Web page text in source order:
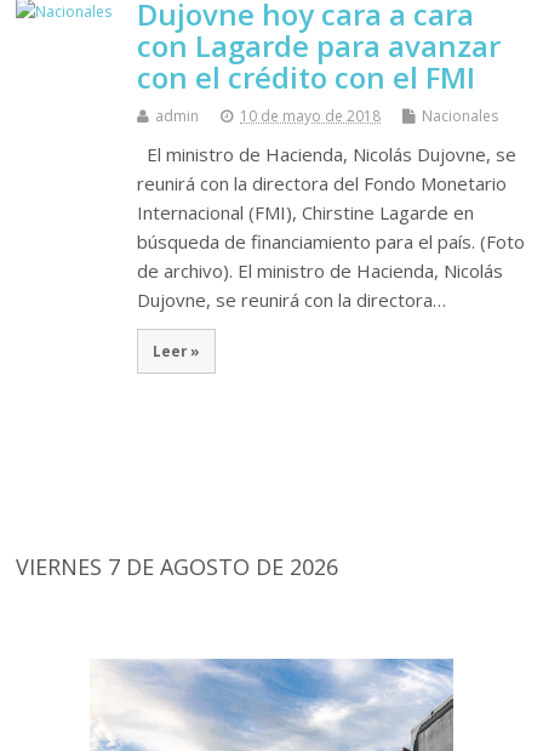
Dujovne hoy cara a cara
con Lagarde para avanzar
con el crédito con el FMI
admin 10 de mayo de 2018 Nacionales
El ministro de Hacienda, Nicolás Dujovne, se
reunirá con la directora del Fondo Monetario
Internacional (FMI), Chirstine Lagarde en
búsqueda de financiamiento para el país. (Foto
de archivo). El ministro de Hacienda, Nicolás
Dujovne, se reunirá con la directora…
Leer »
VIERNES 7 DE AGOSTO DE 2026